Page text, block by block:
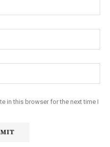
in this browser for the next time I